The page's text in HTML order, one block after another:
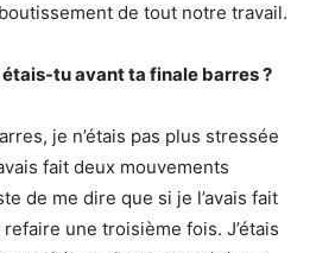
de tout notre travail.
étais-tu avant ta finale barres ?
je n’étais pas plus stressée
fait deux mouvements
de me dire que si je l’avais fait
une troisième fois. J’étais